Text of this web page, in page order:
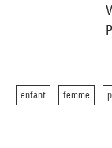
enfant femme